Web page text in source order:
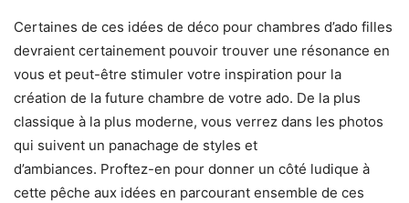
Certaines de ces idées de déco pour chambres d’ado filles
devraient certainement pouvoir trouver une résonance en
vous et peut-être stimuler votre inspiration pour la
création de la future chambre de votre ado. De la plus
classique à la plus moderne, vous verrez dans les photos
qui suivent un panachage de styles et
d’ambiances. Proftez-en pour donner un côté ludique à
cette pêche aux idées en parcourant ensemble de ces